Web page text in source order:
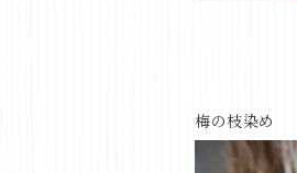
梅の枝染め